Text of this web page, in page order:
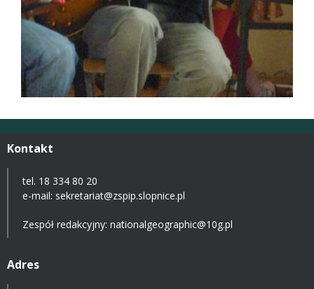
Kontakt
tel. 18 334 80 20
e-mail: sekretariat@zspip.slopnice.pl
Zespół redakcyjny: nationalgeographic@10g.pl
Adres